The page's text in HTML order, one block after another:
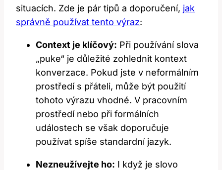
situacích. Zde je pár tipů a doporučení, jak
správně používat tento výraz:
Context je klíčový: Při používání slova
„puke“ je důležité zohlednit kontext
konverzace. Pokud jste v neformálním
prostředí s přáteli, může být použití
tohoto výrazu vhodné. V pracovním
prostředí nebo při formálních
událostech se však doporučuje
používat spíše standardní jazyk.
Nezneužívejte ho: I když je slovo